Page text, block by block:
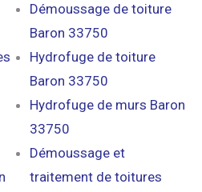
Démoussage de toiture
Baron 33750
Hydrofuge de toiture
Baron 33750
Hydrofuge de murs Baron
33750
Démoussage et
traitement de toitures